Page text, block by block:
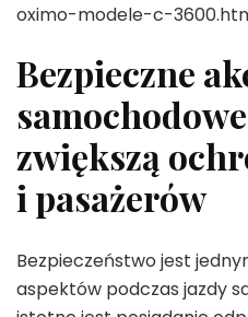
oximo-modele-c-
Bezpieczne
zwiększą
i pasażerów
Bezpieczeństwo jest
aspektów podczas jazdy